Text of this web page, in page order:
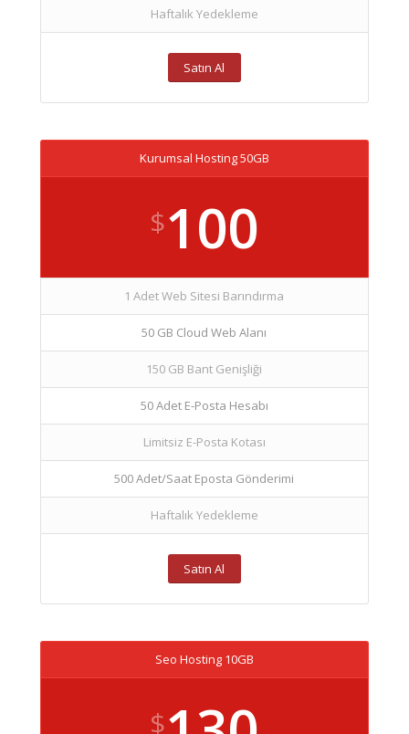
Haftalık Yedekleme
Satın Al
Kurumsal Hosting 50GB
$100
1 Adet Web Sitesi Barındırma
50 GB Cloud Web Alanı
150 GB Bant Genişliği
50 Adet E-Posta Hesabı
Limitsiz E-Posta Kotası
500 Adet/Saat Eposta Gönderimi
Haftalık Yedekleme
Satın Al
Seo Hosting 10GB
$